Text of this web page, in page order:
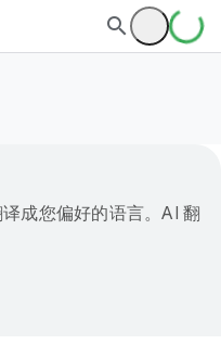
成您偏好的语言。AI 翻